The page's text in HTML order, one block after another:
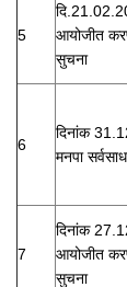
5
आयोजीत
सुचना
6
दिनांक
मनपा
7
दिनांक
आयोजीत
सुचना